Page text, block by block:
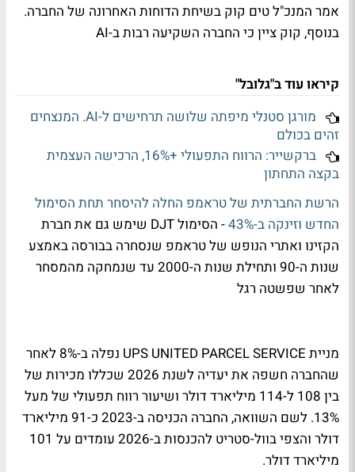
אמר המנכ"ל טים קוק בשיחת הדוחות האחרונה של החברה.
בנוסף, קוק ציין כי החברה השקיעה רבות ב-AI
קיראו עוד ב"גלובל"
מורגן סטנלי מיפתה שלושה תרחישים ל-AI. המנצחים
זהים בכולם
ברקשייר: הרווח התפעולי +16%, הרכישה העצמית
בקצה התחתון
הרשת החברתית של טראמפ החלה להיסחר תחת הסימול
החדש וזינקה ב-43%
- הסימול DJT שימש גם את חברת
הקזינו ואתרי הנופש של טראמפ שנסחרה בבורסה באמצע
שנות ה-90 ותחילת שנות ה-2000 עד שנמחקה מהמסחר
לאחר שפשטה רגל
מניית UPS UNITED PARCEL SERVICE נפלה ב-8% לאחר
שהחברה חשפה את יעדיה לשנת 2026 שכללו מכירות של
בין 108 ל-114 מיליארד דולר ושיעור רווח תפעולי של מעל
13%. לשם השוואה, החברה הכניסה ב-2023 כ-91 מיליארד
דולר והצפי בוול-סטריט להכנסות ב-2026 עומדים על 101
מיליארד דולר.